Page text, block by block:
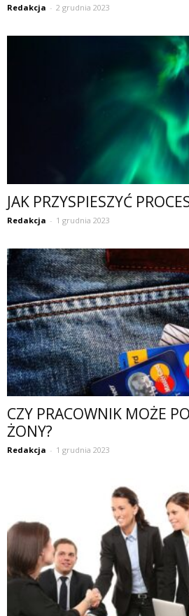
Redakcja - 2 grudnia 2023
JAK PRZYSPIESZYĆ
Redakcja - 1 grudnia 2023
CZY PRACOWNIK MOŻE
ŻONY?
Redakcja - 1 grudnia 2023